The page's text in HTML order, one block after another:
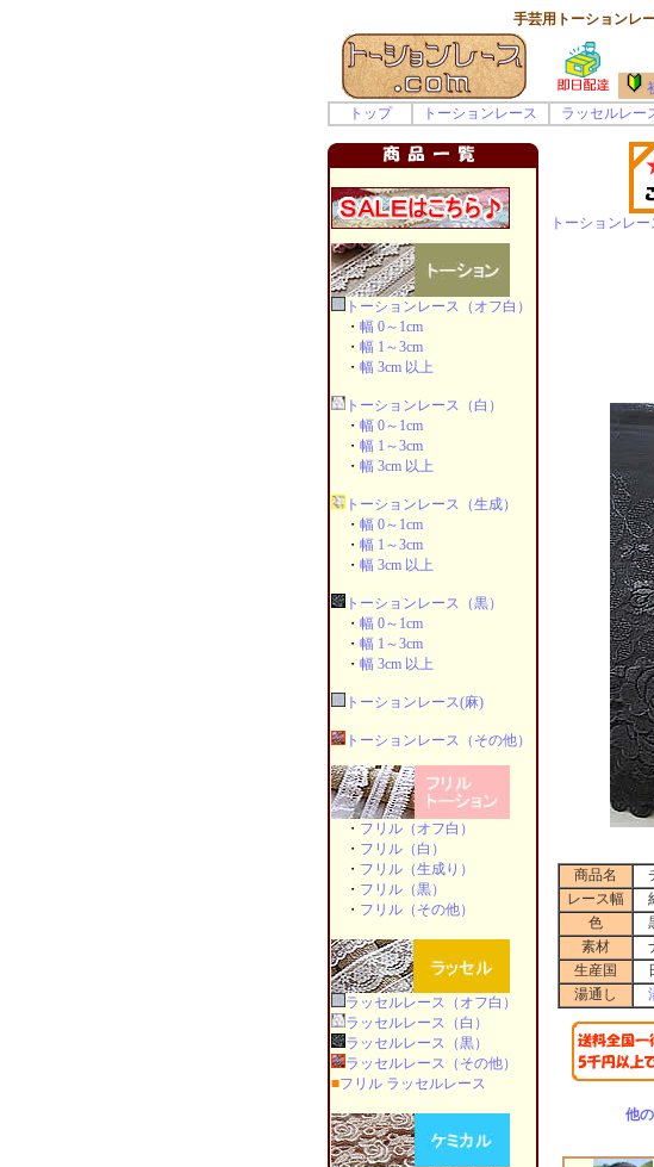
手芸用トーションレ
トップ
トーションレース ラッセルレー
トーションレース（オフ白）
・ 幅 0～1cm
・ 幅 1～3cm
・ 幅 3cm 以上
トーションレース（白）
・ 幅 0～1cm
・ 幅 1～3cm
・ 幅 3cm 以上
トーションレース（生成）
・ 幅 0～1cm
・ 幅 1～3cm
・ 幅 3cm 以上
トーションレース（黒）
・ 幅 0～1cm
・ 幅 1～3cm
・ 幅 3cm 以上
トーションレース(麻)
トーションレース（その他）
・ フリル（オフ白）
・ フリル（白）
・ フリル（生成り）
・ フリル（黒）
・ フリル（その他）
ラッセルレース（オフ白）
ラッセルレース（白）
ラッセルレース（黒）
ラッセルレース（その他）
■フリル ラッセルレース
トーションレー
商品名
レース幅
色
素材
生産国
湯通し
他